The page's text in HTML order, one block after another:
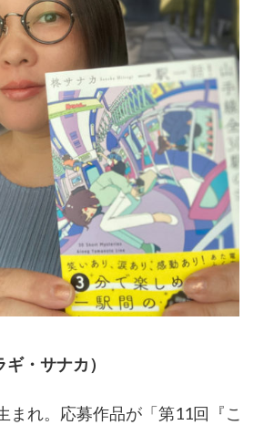
・サナカ）
まれ。応募作品が「第11回『こ